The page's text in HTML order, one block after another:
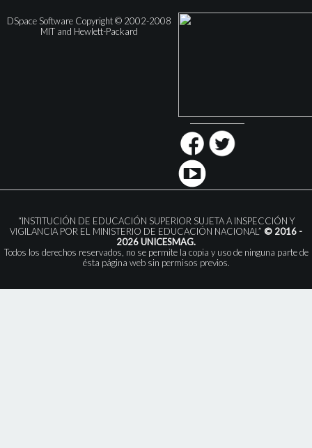
DSpace Software Copyright © 2002-2008
MIT and Hewlett-Packard
“INSTITUCIÓN DE EDUCACIÓN SUPERIOR SUJETA A INSPECCIÓN Y
VIGILANCIA POR EL MINISTERIO DE EDUCACIÓN NACIONAL” © 2016 -
2026 UNICESMAG.
Todos los derechos reservados, no se permite la copia y uso de ninguna parte de
ésta página web sin permisos previos.